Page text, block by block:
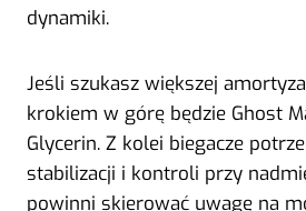
dynamiki.
Jeśli szukasz większej
krokiem w górę będzie Ghost
Glycerin. Z kolei biegacze
stabilizacji i kontroli przy
powinni skierować uwagę na